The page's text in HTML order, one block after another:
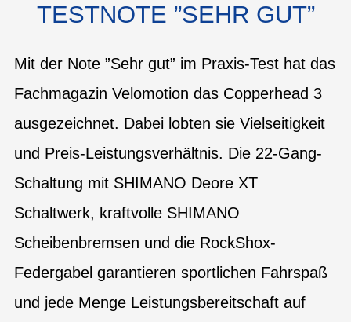
TESTNOTE ”SEHR GUT”
Mit der Note ”Sehr gut” im Praxis-Test hat das
Fachmagazin Velomotion das Copperhead 3
ausgezeichnet. Dabei lobten sie Vielseitigkeit
und Preis-Leistungsverhältnis. Die 22-Gang-
Schaltung mit SHIMANO Deore XT
Schaltwerk, kraftvolle SHIMANO
Scheibenbremsen und die RockShox-
Federgabel garantieren sportlichen Fahrspaß
und jede Menge Leistungsbereitschaft auf